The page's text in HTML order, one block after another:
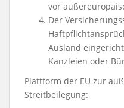
vor
Der
Ausland
Kanzleien oder
Plattform der EU zur
Streitbeilegung: